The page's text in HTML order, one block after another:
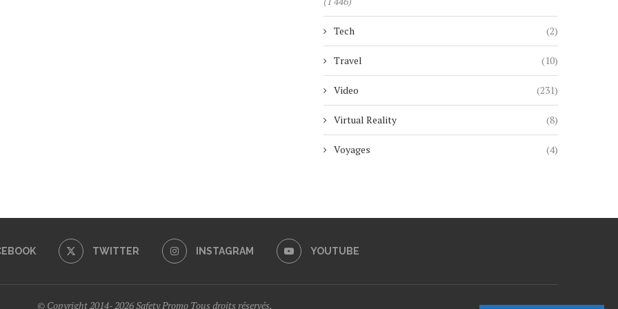
Tech (2)
Travel (10)
Video (231)
Virtual Reality (8)
Voyages (4)
TWITTER INSTAGRAM YOUTUBE
© Copyright 2014- 2026 Safety Promo Tous droits réservés.